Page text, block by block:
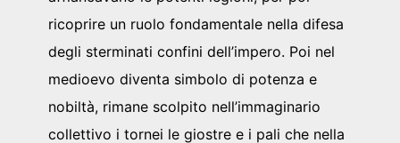
ricoprire un ruolo fondamentale nella difesa
degli sterminati confini dell’impero. Poi nel
medioevo diventa simbolo di potenza e
nobiltà, rimane scolpito nell’immaginario
collettivo i tornei le giostre e i pali che nella